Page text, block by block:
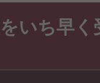
いち早く